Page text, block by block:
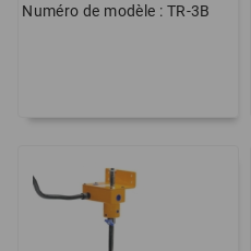
Numéro de modèle : TR-3B